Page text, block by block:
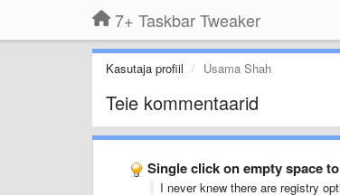
7+ Taskbar Tweaker
Kasutaja profiil Usama Shah
Teie kommentaarid
Single click on empty space
I never knew there are registry